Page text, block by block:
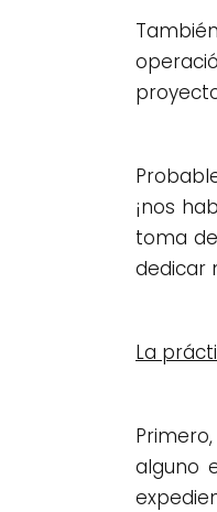
¡nos
toma
dedicar
La
alguno